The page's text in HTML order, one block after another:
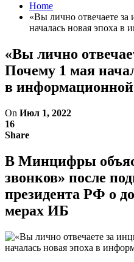
Home
«Вы лично отвечаете
началась новая эпоха в
«Вы лично
Почему 1 мая
в информационной
On Июл 1, 2022
16
Share
В Минцифры
звонков» после
президента РФ о
мерах ИБ